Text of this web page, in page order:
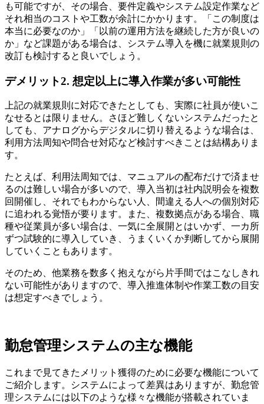
も可能ですが、その場合、要件定義やシステム設定作業など
それ相当のコストや工数が余計にかかります。「この制度は
本当に必要なのか」「以前の運用方法を継続した方が良いの
か」など課題がある場合は、システム導入を機に就業規則の
改訂も検討すると良いでしょう。
デメリット2. 想定以上に導入作業が多い可能性
上記の就業規則に対応できたとしても、実際に社員が使いこ
なせるとは限りません。さほど難しくないシステムだったと
しても、アナログからデジタルに切り替えるような場合は、
利用方法周知や問合せ対応など検討すべきことは結構ありま
す。
たとえば、利用法周知では、マニュアルの配布だけで済ませ
るのは難しい場合が多いので、導入当初は社内説明会を複数
回開催し、それでもわからない人、間違える人への個別対応
に追われる覚悟が要ります。また、複数拠点がある場合、職
種や従業員が多い場合は、一気に全展開とはいかず、一カ所
ずつ試験的に導入していき、うまくいくか判断してから展開
していくこともあります。
そのため、他業務を数多く抱えながら片手間ではこなしきれ
ない可能性がありますので、導入推進体制や作業工数の目安
は想定すべきでしょう。
勤怠管理システムの主な機能
これまで見てきたメリット獲得のために必要な機能について
ご紹介します。システムによって差異はありますが、勤怠管
理システムには以下のような様々な機能が搭載されていま